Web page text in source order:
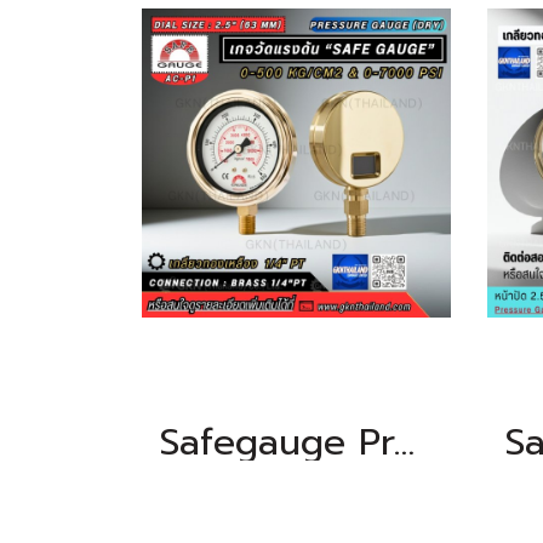
Safegauge Pressure Gauge 0-500 kg/cm2 & 0-7000 psi Body : sus304 Dia.2.5" Conn.brass 1/4"pt Bottom Type